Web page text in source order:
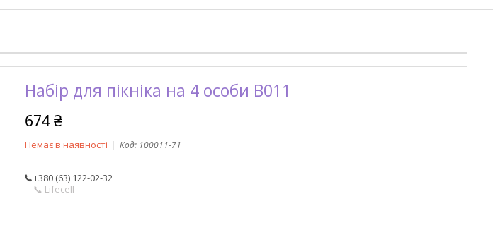
Набір для пікніка на 4 особи B011
674 ₴
Немає в наявності Код: 100011-71
+380 (63) 122-02-32
📞 Lifecell